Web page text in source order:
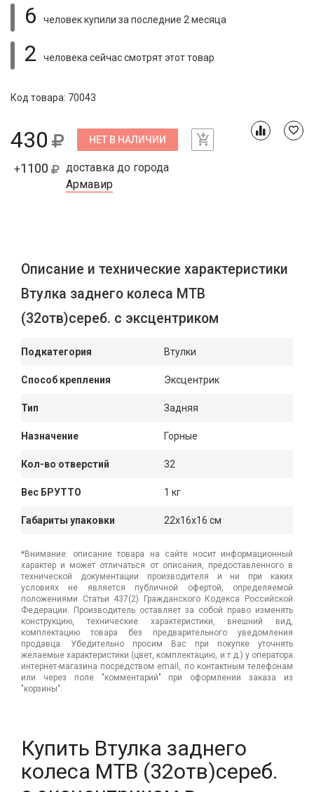
6 человек купили за последние 2 месяца
2 человека сейчас смотрятэтот товар
Код товара: 70043
430 НЕТ В НАЛИЧИИ
+1100
доставка до города
Армавир
Описание и технические характеристики
Втулка заднего колеса МТВ
(32отв)сереб. с эксцентриком
Подкатегория Втулки
Способ крепления Эксцентрик
Тип Задняя
Назначение Горные
Кол-во отверстий 32
Вес БРУТТО 1 кг
Габариты упаковки 22x16x16 см
*Внимание: описание товара на сайте носит информационный
характер и может отличаться от описания, предоставленного в
технической документации производителя и ни при каких
условиях не является публичной офертой, определяемой
положениями Статьи 437(2) Гражданского Кодекса Российской
Федерации. Производитель оставляет за собой право изменять
конструкцию, технические характеристики, внешний вид,
комплектацию товара без предварительного уведомления
продавца. Убедительно просим Вас при покупке уточнять
желаемые характеристики (цвет, комплектацию, и т.д.) у оператора
интернет-магазина посредством email, по контактным телефонам
или через поле "комментарий" при оформлении заказа из
"корзины".
Купить Втулка заднего
колеса МТВ (32отв)сереб.